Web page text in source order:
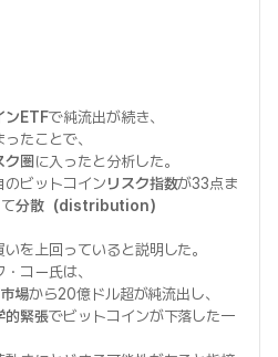
ンETFで純流出が続き、
たことで、
ク圏 に入ったと分析した。
のビットコインリスク指数が33点ま
分散（distribution）
を上回っていると説明した。
コー氏は、
場から20億ドル超が純流出し、
的緊張でビットコインが下落した一